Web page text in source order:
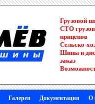
Грузовой
СТО
прицепов
Сельско-
Шины и
заказ
Галерея Документация О